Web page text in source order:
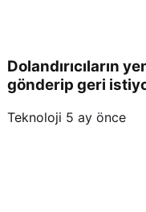
Dolandırıcıların
gönderip geri
Teknoloji 5 ay önce